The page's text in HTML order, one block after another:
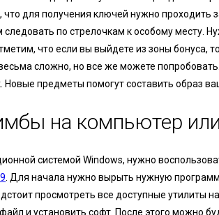
для получения ключей нужно проходить
по стрелочкам к особому месту.
что если вы выйдете из зоны бонуса,
сложно, но все же можете
предметы помогут составить образ
на компьютер
системой Windows, нужно
. Для начала нужно вырыть нужную
просмотреть все доступные утилиты
и установить софт. После этого можно